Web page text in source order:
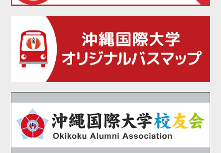
2021年05月
2021年04月
2021年02月
2021年01月
2020年12月
2020年11月
2020年09月
2020年08月
2020年07月